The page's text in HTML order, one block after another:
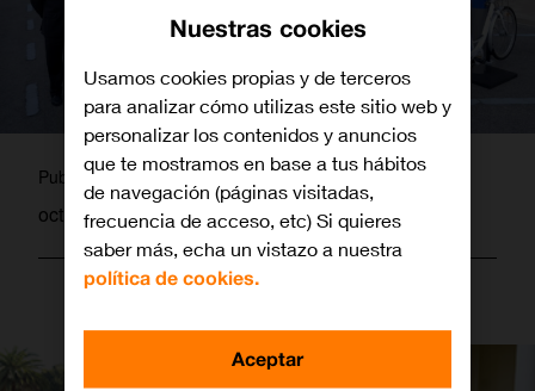
Publicado pormartagamez
octubre 13, 2015
Nuestras cookies
Usamos cookies propias y de terceros
para analizar cómo utilizas este sitio web y
personalizar los contenidos y anuncios
que te mostramos en base a tus hábitos
de navegación (páginas visitadas,
frecuencia de acceso, etc) Si quieres
saber más, echa un vistazo a nuestra
política de cookies.
Aceptar